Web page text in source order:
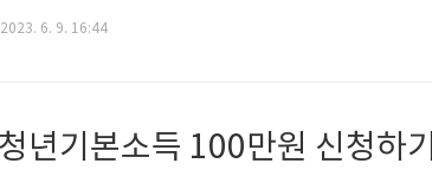
량강화 교육까지 다양하게 청년들의 니즈에 맞는 프
(원) 졸업자 중에서 미취업 상태인 청년 연령 : 만 1..
2023. 6. 9. 16:44
년기본소득 100만원 신청하기